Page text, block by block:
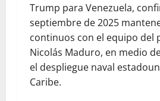
Trump para Venezuela,
septiembre de 2025
continuos con el equipo del
Nicolás Maduro, en medio
el despliegue naval
Caribe.